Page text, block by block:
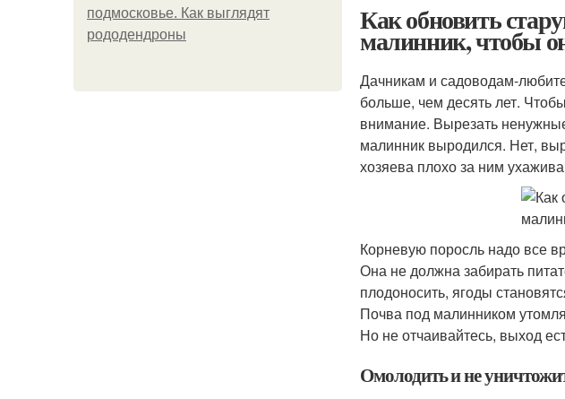
подмосковье. Как выглядят
рододендроны
Как обновить
малинник, чтобы
Дачникам и садоводам-
больше, чем десять лет.
внимание. Вырезать
малинник выродился. Нет,
хозяева плохо за ним
Корневую поросль надо все
Она не должна забирать
плодоносить, ягоды
Почва под малинником
Но не отчаивайтесь, выход
Омолодить и не